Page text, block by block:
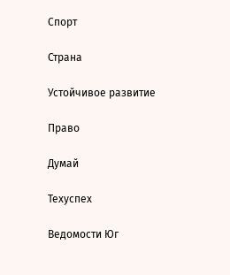
Спорт
Страна
Устойчивое развитие
Право
Думай
Техуспех
Ведомости Юг